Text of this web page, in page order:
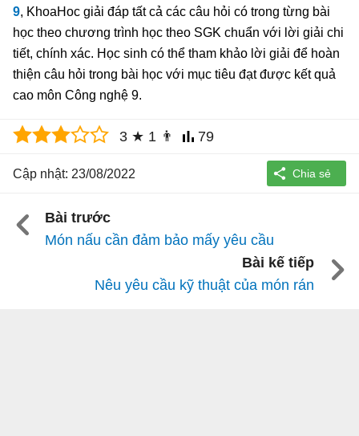
9, KhoaHoc giải đáp tất cả các câu hỏi có trong từng bài
học theo chương trình học theo SGK chuẩn với lời giải chi
tiết, chính xác. Học sinh có thể tham khảo lời giải để hoàn
thiện câu hỏi trong bài học với mục tiêu đạt được kết quả
cao môn Công nghệ 9.
3 ★ 1 👨 79
Cập nhật: 23/08/2022
Bài trước
Món nấu cần đảm bảo mấy yêu cầu
Bài kế tiếp
Nêu yêu cầu kỹ thuật của món rán